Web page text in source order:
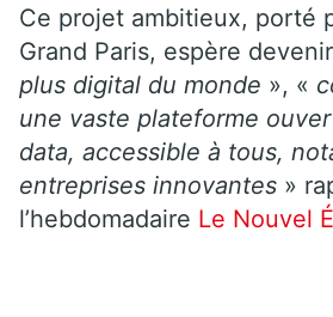
Ce projet ambitieux, porté
Grand Paris, espère
plus digital du monde », «
une vaste plateforme
data, accessible à tous,
entreprises innovantes »
l’hebdomadaire Le Nouvel